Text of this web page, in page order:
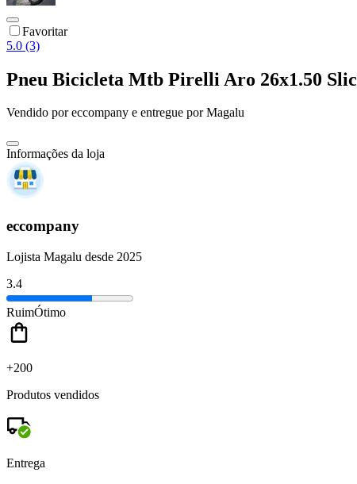
Favoritar
5.0 (3)
Pneu Bicicleta Mtb Pirelli Aro 26x1.50
Vendido poreccompany e entregue por Magalu
Informações da loja
eccompany
Lojista Magalu desde 2025
3.4
RuimÓtimo
+200
Produtos vendidos
Entrega